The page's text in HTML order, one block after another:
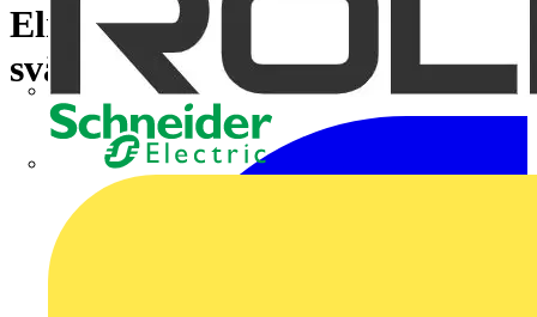
Elmarknaden just nu: Fortsatt
svängiga elpriser att vänta